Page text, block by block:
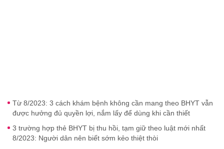
Từ 8/2023: 3 cách khám bệnh không cần mang theo BHYT vẫn
được hưởng đủ quyền lợi, nắm lấy để dùng khi cần thiết
3 trường hợp thẻ BHYT bị thu hồi, tạm giữ theo luật mới nhất
8/2023: Người dân nên biết sớm kẻo thiệt thòi